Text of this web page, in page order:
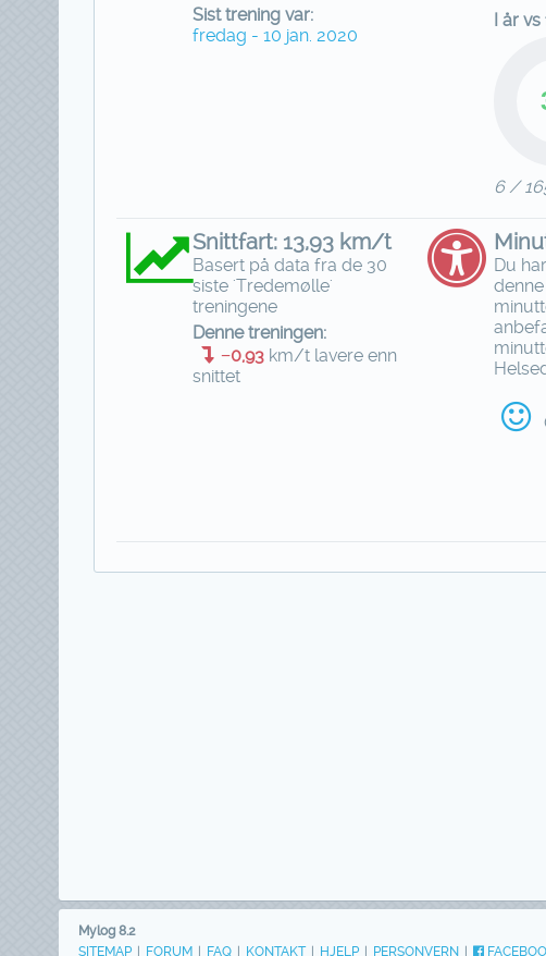
Sist trening var:
fredag - 10 jan. 2020
I år
6 /
Snittfart: 13,93 km/t
Basert på data fra de 30
siste 'Tredemølle'
treningene
Denne treningen:
−0,93 km/t lavere enn
snittet
Du
Mylog 8.2
SITEMAP | FORUM | FAQ | KONTAKT | HJELP | PERSONVERN |